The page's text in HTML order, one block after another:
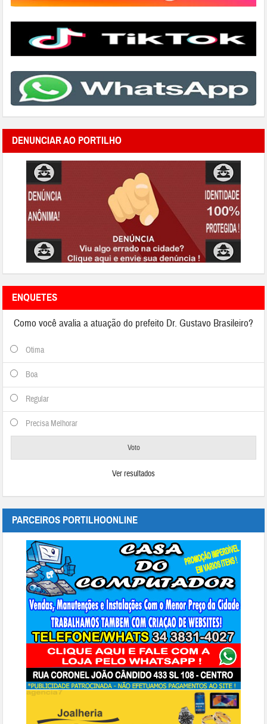
DENUNCIAR AO PORTILHO
ENQUETES
Como você avalia a atuação do prefeito Dr. Gustavo Brasileiro?
Otima
Boa
Regular
Precisa Melhorar
Ver resultados
PARCEIROS PORTILHOONLINE